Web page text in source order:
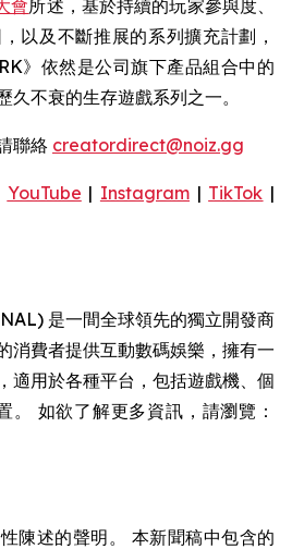
會所述，基於持續的玩家參與度、
以及不斷推展的系列擴充計劃，
》依然是公司旗下產品組合中的
久不衰的生存遊戲系列之一。
聯絡 creatordirect@noiz.gg
YouTube | Instagram| TikTok |
是一間全球領先的獨立開發商
消費者提供互動數碼娛樂，擁有一
適用於各種平台，包括遊戲機、個
。 如欲了解更多資訊，請瀏覽：
陳述的聲明。 本新聞稿中包含的